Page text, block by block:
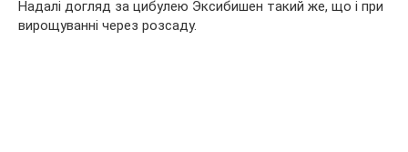
Надалі догляд за цибулею Эксибишен такий же, що і при
вирощуванні через розсаду.